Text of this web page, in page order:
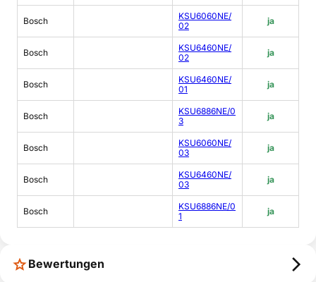
Bosch
KSU6060NE/
02
ja
Bosch
KSU6460NE/
02
ja
Bosch
KSU6460NE/
01
ja
Bosch
KSU6886NE/0
3
ja
Bosch
KSU6060NE/
03
ja
Bosch
KSU6460NE/
03
ja
Bosch
KSU6886NE/0
1
ja
Bewertungen